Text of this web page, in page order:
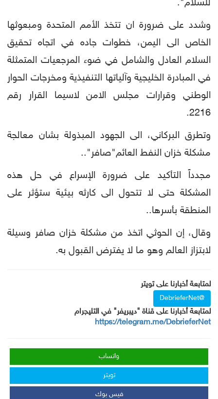
للسلام".
وشدد على ضرورة ان تتخذ الأمم المتحدة ومبعوثها
الخاص الى اليمن، خطوات جاده في اتجاه تحقيق
السلام العادل والشامل في ضوء المرجعيات المتمثلة
في المبادرة الخليجية وآلياتها التنفيذية ومخرجات الحوار
الوطني وقرارات مجلس الامن لاسيما القرار رقم
2216.
وتطرق البركاني، الى الجهود المبذولة بشان معالجة
مشكلة خزان النفط العائم"صافر"..
مجدداً التأكيد على ضرورة الإسراع في حل هذه
المشكلة حتى لا تتحول الى كارثه بيئية ستؤثر على
المنطقة بأسرها..
وقال، إن الحوثي اتخذ من مشكلة خزان صافر وسيلة
لابتزاز العالم وهو ما لا يفترض القبول به.
لمتابعة أخبارنا على تويتر
@DebrieferNet
لمتابعة أخبارنا على قناة "ديبريفر" في التليجرام
https://telegram.me/DebrieferNet
واتساب
تويتر
فيس بوك